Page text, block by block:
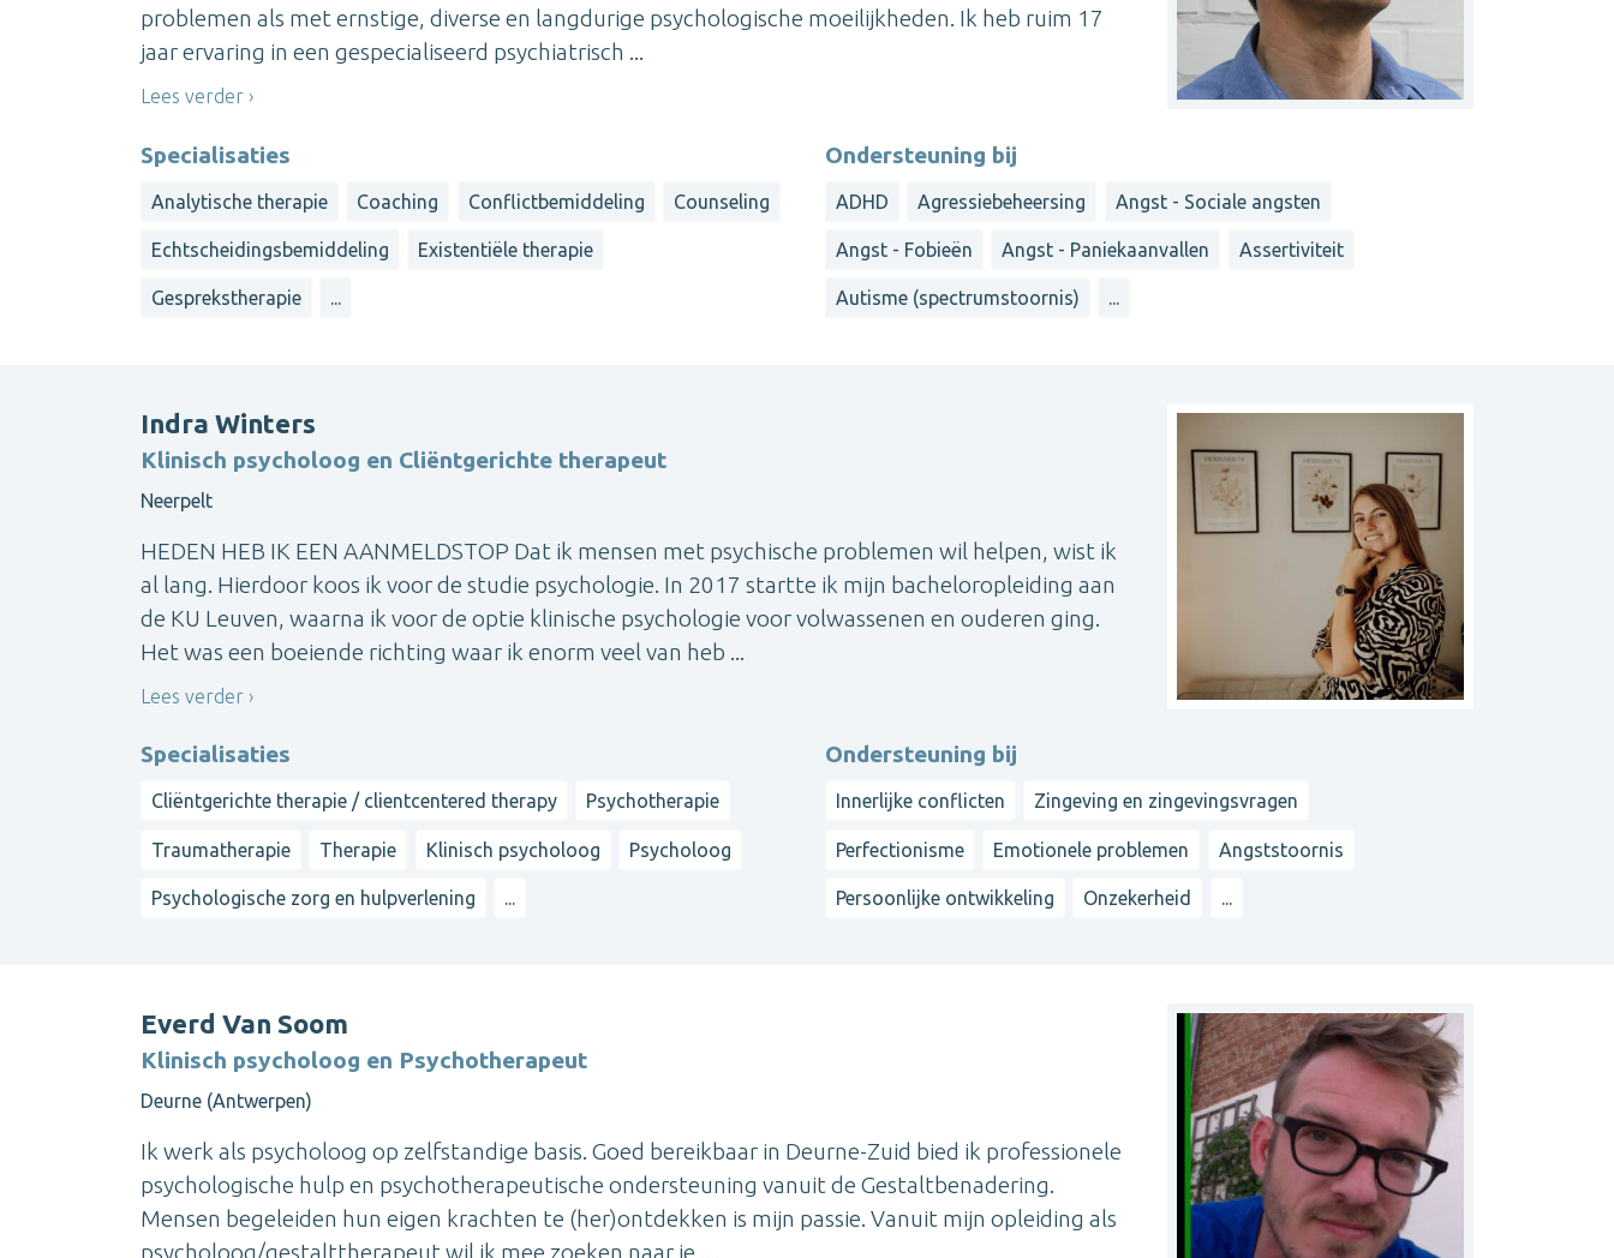
problemen als met ernstige, diverse en langdurige psychologische moeilijkheden. Ik heb ruim 17
jaar ervaring in een gespecialiseerd psychiatrisch ...
Lees verder
Specialisaties
Analytische therapie Coaching Conflictbemiddeling Counseling
Echtscheidingsbemiddeling Existentiële therapie
Gesprekstherapie ...
Ondersteuning bij
ADHD Agressiebeheersing Angst - Sociale angsten
Angst - Fobieën Angst - Paniekaanvallen Assertiviteit
Autisme (spectrumstoornis) ...
Indra Winters
Klinisch psycholoog en Cliëntgerichte therapeut
Neerpelt
HEDEN HEB IK EEN AANMELDSTOP Dat ik mensen met psychische problemen wil helpen, wist ik
al lang. Hierdoor koos ik voor de studie psychologie. In 2017 startte ik mijn bacheloropleiding aan
de KU Leuven, waarna ik voor de optie klinische psychologie voor volwassenen en ouderen ging.
Het was een boeiende richting waar ik enorm veel van heb ...
Lees verder
Specialisaties
Cliëntgerichte therapie / clientcentered therapy Psychotherapie
Traumatherapie Therapie Klinisch psycholoog Psycholoog
Psychologische zorg en hulpverlening ...
Ondersteuning bij
Innerlijke conflicten Zingeving en zingevingsvragen
Perfectionisme Emotionele problemen Angststoornis
Persoonlijke ontwikkeling Onzekerheid ...
Everd Van Soom
Klinisch psycholoog en Psychotherapeut
Deurne (Antwerpen)
Ik werk als psycholoog op zelfstandige basis. Goed bereikbaar in Deurne-Zuid bied ik professionele
psychologische hulp en psychotherapeutische ondersteuning vanuit de Gestaltbenadering.
Mensen begeleiden hun eigen krachten te (her)ontdekken is mijn passie. Vanuit mijn opleiding als
psycholoog/gestalttherapeut wil ik mee zoeken naar je ...